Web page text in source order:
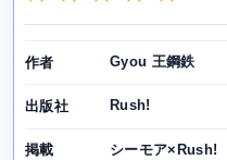
作者 Gyou 王鋼鉄
出版社 Rush!
掲載 シーモア×Rush!